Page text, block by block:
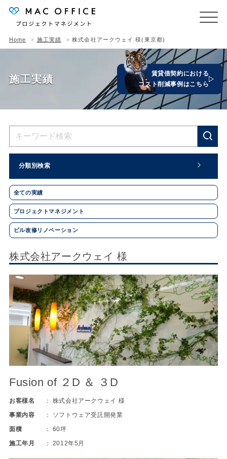
Home 施工実績 株式会社アークウェイ 様(東京都)
施工実績
賃貸借契約における
コスト削減事例はこちら
分類別検索
全ての実績
プロジェクトマネジメント
ビル改修リノベーション
株式会社アークウェイ 様
Fusion of ２D ＆ ３D
お客様名
株式会社アークウェイ 様
事業内容
ソフトウェア受託開発業
面積
60坪
施工年月
2012年5月